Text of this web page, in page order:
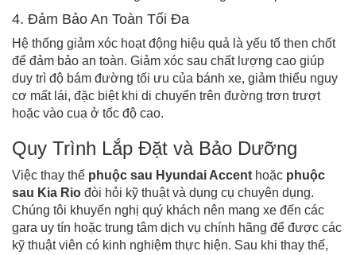
4. Đảm Bảo An Toàn Tối Đa
Hệ thống giảm xóc hoạt động hiệu quả là yếu tố then chốt
để đảm bảo an toàn. Giảm xóc sau chất lượng cao giúp
duy trì độ bám đường tối ưu của bánh xe, giảm thiểu nguy
cơ mất lái, đặc biệt khi di chuyển trên đường trơn trượt
hoặc vào cua ở tốc độ cao.
Quy Trình Lắp Đặt và Bảo Dưỡng
Việc thay thế phuộc sau Hyundai Accent hoặc phuộc
sau Kia Rio đòi hỏi kỹ thuật và dụng cụ chuyên dụng.
Chúng tôi khuyến nghị quý khách nên mang xe đến các
gara uy tín hoặc trung tâm dịch vụ chính hãng để được các
kỹ thuật viên có kinh nghiệm thực hiện. Sau khi thay thế,